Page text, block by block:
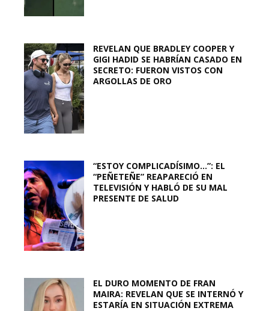
REVELAN QUE BRADLEY COOPER Y
GIGI HADID SE HABRÍAN CASADO EN
SECRETO: FUERON VISTOS CON
ARGOLLAS DE ORO
“ESTOY COMPLICADÍSIMO…”: EL
“PEÑETEÑE” REAPARECIÓ EN
TELEVISIÓN Y HABLÓ DE SU MAL
PRESENTE DE SALUD
EL DURO MOMENTO DE FRAN
MAIRA: REVELAN QUE SE INTERNÓ Y
ESTARÍA EN SITUACIÓN EXTREMA